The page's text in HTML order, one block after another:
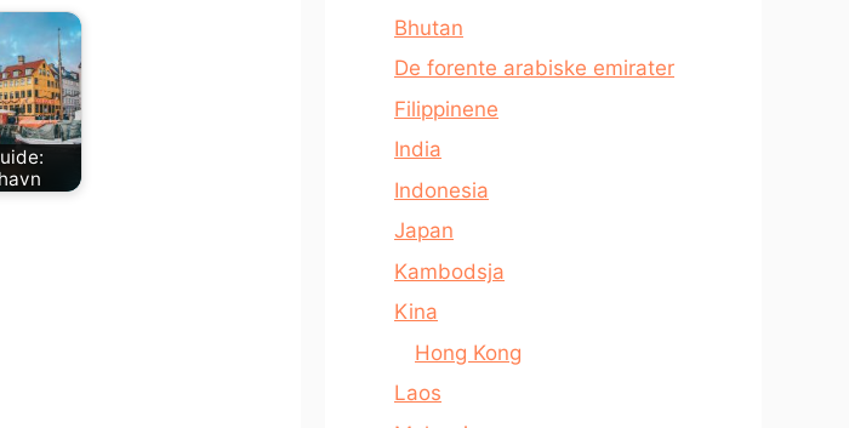
Bhutan
De forente arabiske emirater
Filippinene
India
Indonesia
Japan
Kambodsja
Kina
Hong Kong
Laos